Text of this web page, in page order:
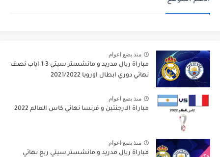
منذ بضع اعوام
مباراة ريال مدريد و مانشستر سيتي 3-1 اياب نصف
نهائي دوري ابطال اوروبا 2021/2022
منذ بضع اعوام
مباراة الارجنتين و فرنسا نهائي كاس العالم 2022
منذ بضع اعوام
مباراة ريال مدريد و مانشستر سيتي ربع نهائي